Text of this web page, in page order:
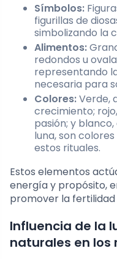
Símbolos:
figurillas de
simbolizando la
Alimentos:
redondos u
representando
necesaria para
Colores:Verde,
crecimiento;
pasión; y
luna, son
estos rituales.
Estos elementos
energía y propósito,
promover la fertilidad
Influencia de la
naturales en